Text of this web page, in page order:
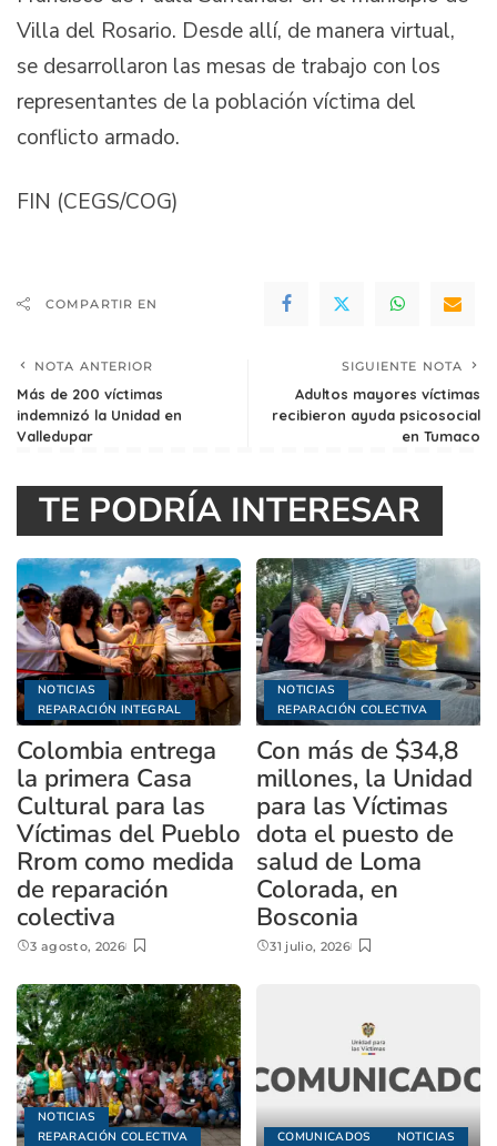
Villa del Rosario. Desde allí, de manera virtual,
se desarrollaron las mesas de trabajo con los
representantes de la población víctima del
conflicto armado.
FIN (CEGS/COG)
COMPARTIR EN
NOTA ANTERIOR
Más de 200 víctimas
indemnizó la Unidad en
Valledupar
SIGUIENTE NOTA
Adultos mayores víctimas
recibieron ayuda psicosocial
en Tumaco
TE PODRÍA INTERESAR
NOTICIAS
REPARACIÓN INTEGRAL
Colombia entrega
la primera Casa
Cultural para las
Víctimas del Pueblo
Rrom como medida
de reparación
colectiva
3 agosto, 2026
NOTICIAS
REPARACIÓN COLECTIVA
Con más de $34,8
millones, la Unidad
para las Víctimas
dota el puesto de
salud de Loma
Colorada, en
Bosconia
31 julio, 2026
NOTICIAS
REPARACIÓN COLECTIVA
COMUNICADOS NOTICIAS